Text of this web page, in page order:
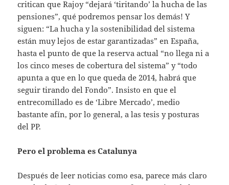
critican que Rajoy “dejará ‘tiritando’ la hucha de las
pensiones”, qué podremos pensar los demás! Y
siguen: “La hucha y la sostenibilidad del sistema
están muy lejos de estar garantizadas” en España,
hasta el punto de que la reserva actual “no llega ni a
los cinco meses de cobertura del sistema” y “todo
apunta a que en lo que queda de 2014, habrá que
seguir tirando del Fondo”. Insisto en que el
entrecomillado es de ‘Libre Mercado’, medio
bastante afín, por lo general, a las tesis y posturas
del PP.
Pero el problema es Catalunya
Después de leer noticias como esa, parece más claro